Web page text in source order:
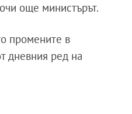
още министърът.
промените в
дневния ред на